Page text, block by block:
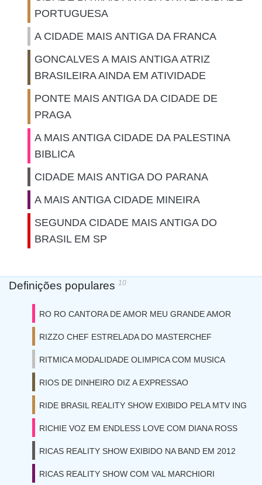
PORTUGUESA
A CIDADE MAIS ANTIGA DA FRANCA
GONCALVES A MAIS ANTIGA ATRIZ
BRASILEIRA AINDA EM ATIVIDADE
PONTE MAIS ANTIGA DA CIDADE DE
PRAGA
A MAIS ANTIGA CIDADE DA PALESTINA
BIBLICA
CIDADE MAIS ANTIGA DO PARANA
A MAIS ANTIGA CIDADE MINEIRA
SEGUNDA CIDADE MAIS ANTIGA DO
BRASIL EM SP
Definições populares 10
RO RO CANTORA DE AMOR MEU GRANDE AMOR
RIZZO CHEF ESTRELADA DO MASTERCHEF
RITMICA MODALIDADE OLIMPICA COM MUSICA
RIOS DE DINHEIRO DIZ A EXPRESSAO
RIDE BRASIL REALITY SHOW EXIBIDO PELA MTV ING
RICHIE VOZ EM ENDLESS LOVE COM DIANA ROSS
RICAS REALITY SHOW EXIBIDO NA BAND EM 2012
RICAS REALITY SHOW COM VAL MARCHIORI